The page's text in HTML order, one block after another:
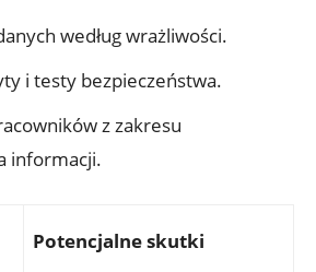
według wrażliwości.
i⁣ testy bezpieczeństwa.
z zakresu
informacji.
Potencjalne skutki